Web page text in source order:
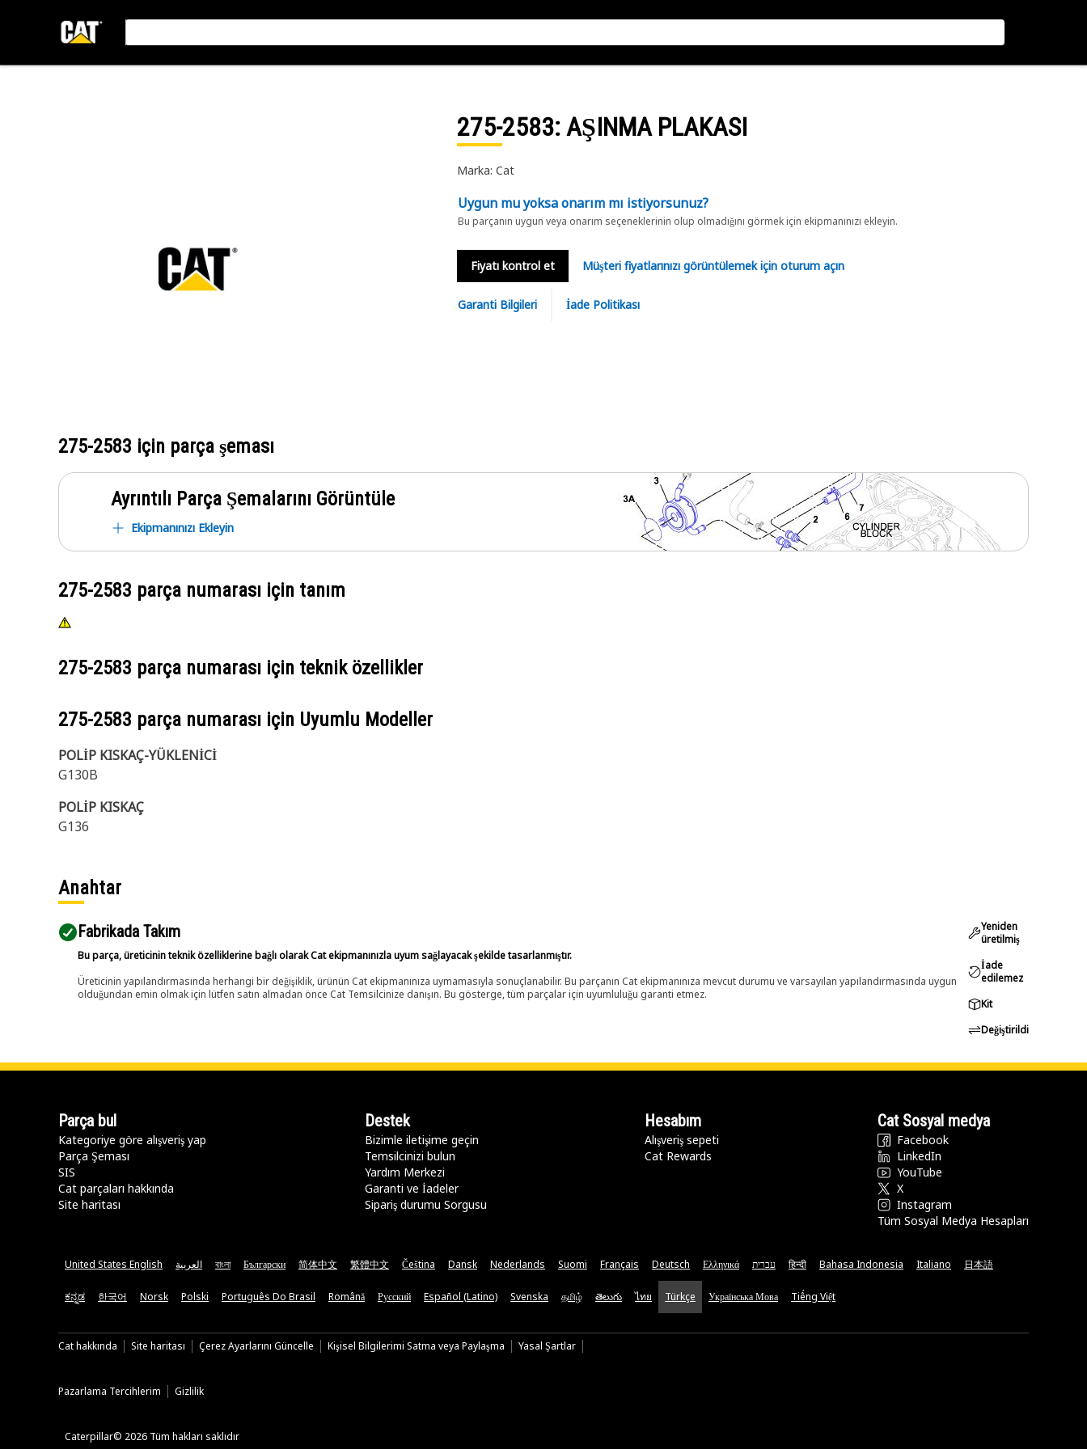
275-2583: AŞINMA PLAKASI
Marka: Cat
Uygun mu yoksa onarım mı istiyorsunuz?
Bu parçanın uygun veya onarım seçeneklerinin olup olmadığını görmek için ekipmanınızı ekleyin.
Fiyatı kontrol et Müşteri fiyatlarınızı görüntülemek için oturum açın
Garanti Bilgileri İade Politikası
275-2583 için parça şeması
Ayrıntılı Parça Şemalarını Görüntüle
Ekipmanınızı Ekleyin
275-2583 parça numarası için tanım
275-2583 parça numarası için teknik özellikler
275-2583 parça numarası için Uyumlu Modeller
POLİP KISKAÇ-YÜKLENİCİ
G130B
POLİP KISKAÇ
G136
Anahtar
Fabrikada Takım
Bu parça, üreticinin teknik özelliklerine bağlı olarak Cat ekipmanınızla uyum sağlayacak şekilde tasarlanmıştır.
Üreticinin yapılandırmasında herhangi bir değişiklik, ürünün Cat ekipmanınıza uymamasıyla sonuçlanabilir. Bu parçanın Cat ekipmanınıza mevcut durumu ve varsayılan yapılandırmasında uygun
olduğundan emin olmak için lütfen satın almadan önce Cat Temsilcinize danışın. Bu gösterge, tüm parçalar için uyumluluğu garanti etmez.
Yeniden
üretilmiş
İade
edilemez
Kit
Değiştirildi
Parça bul
Kategoriye göre alışveriş yap
Parça Şeması
SIS
Cat parçaları hakkında
Site haritası
Destek
Bizimle iletişime geçin
Temsilcinizi bulun
Yardım Merkezi
Garanti ve İadeler
Sipariş durumu Sorgusu
Hesabım
Alışveriş sepeti
Cat Rewards
Cat Sosyal medya
Facebook
LinkedIn
YouTube
X
Instagram
Tüm Sosyal Medya Hesapları
United States English العربية বাংলা Български 简体中文 繁體中文 Čeština Dansk Nederlands Suomi Français Deutsch Ελληνικά עברית हिन्दी Bahasa Indonesia Italiano 日本語
ಕನ್ನಡ 한국어 Norsk Polski Português Do Brasil Română Русский Español (Latino) Svenska தமிழ் తెలుగు ไทย Türkçe Українська Мова Tiếng Việt
Cat hakkında Site haritası Çerez Ayarlarını Güncelle Kişisel Bilgilerimi Satma veya Paylaşma Yasal Şartlar
Pazarlama Tercihlerim Gizlilik
Caterpillar© 2026 Tüm hakları saklıdır